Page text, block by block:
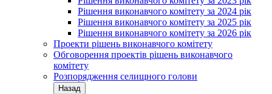
Рішення виконавчого комітету за 2024 рік
Рішення виконавчого комітету за 2025 рік
Рішення виконавчого комітету за 2026 рік
Проекти рішень виконавчого комітету
Обговорення проектів рішень виконавчого
комітету
Розпорядження селищного голови
Назад